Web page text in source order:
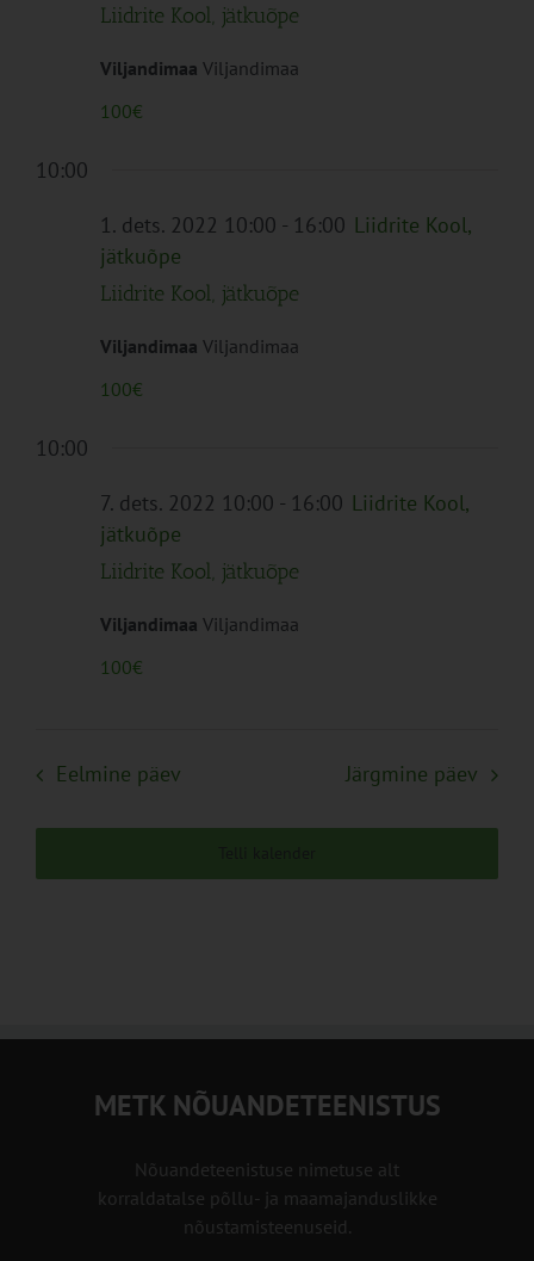
Liidrite Kool, jätkuõpe
Viljandimaa Viljandimaa
100€
10:00
1. dets. 2022 10:00 - 16:00 Liidrite Kool,
jätkuõpe
Liidrite Kool, jätkuõpe
Viljandimaa Viljandimaa
100€
10:00
7. dets. 2022 10:00 - 16:00 Liidrite Kool,
jätkuõpe
Liidrite Kool, jätkuõpe
Viljandimaa Viljandimaa
100€
Eelmine päev Järgmine päev
METK NÕUANDETEENISTUS
Nõuandeteenistuse nimetuse alt
korraldatalse põllu- ja maamajanduslikke
nõustamisteenuseid.